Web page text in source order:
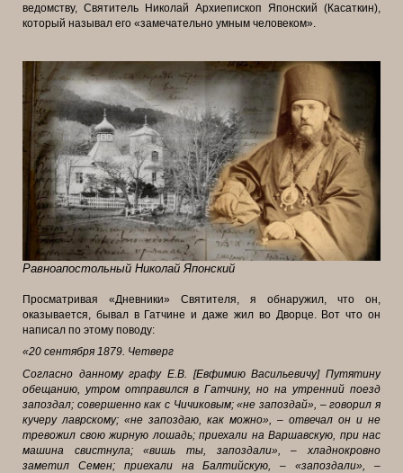
ведомству, Святитель Николай Архиепископ Японский (Касаткин),
который называл его «замечательно умным человеком».
Равноапостольный Николай Японский
Просматривая «Дневники» Святителя, я обнаружил, что он,
оказывается, бывал в Гатчине и даже жил во Дворце. Вот что он
написал по этому поводу:
«20 сентября 1879. Четверг
Согласно данному графу Е.В. [Евфимию Васильевичу] Путятину
обещанию, утром отправился в Гатчину, но на утренний поезд
запоздал; совершенно как с Чичиковым; «не запоздай», – говорил я
кучеру лаврскому; «не запоздаю, как можно», – отвечал он и не
тревожил свою жирную лошадь; приехали на Варшавскую, при нас
машина свистнула; «вишь ты, запоздали», – хладнокровно
заметил Семен; приехали на Балтийскую, – «запоздали», –